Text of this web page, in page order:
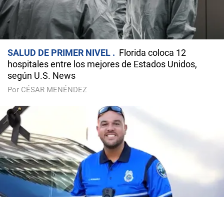
SALUD DE PRIMER NIVEL
Florida coloca 12
hospitales entre los mejores de Estados Unidos,
según U.S. News
Por CÉSAR MENÉNDEZ